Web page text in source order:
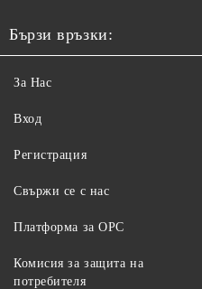
Бързи връзки:
За Нас
Вход
Регистрация
Свържи се с нас
Платформа за ОРС
Комисия за защита на
потребителя